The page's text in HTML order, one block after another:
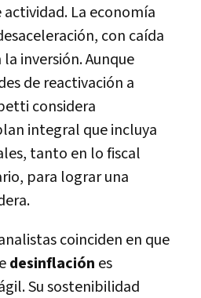
La economía
con caída
la inversión. Aunque
de reactivación a
considera
integral que incluya
tanto en lo fiscal
para lograr una
coinciden en que
desinflación es
Su sostenibilidad